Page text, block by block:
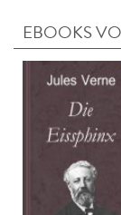
EBOOKS